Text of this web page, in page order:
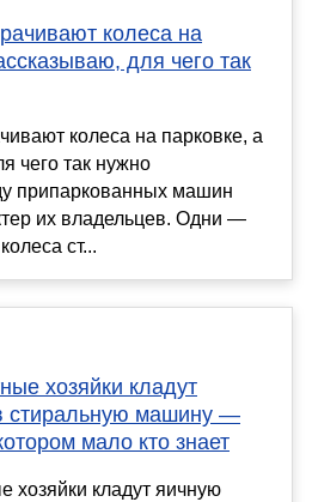
колеса на
для чего так
колеса на парковке, а
чего так нужно
припаркованных машин
их владельцев. Одни —
ст...
хозяйки кладут
стиральную машину —
мало кто знает
хозяйки кладут яичную